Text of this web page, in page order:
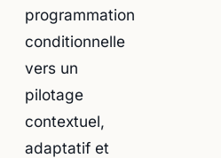
programmation
conditionnelle
vers un
pilotage
contextuel,
adaptatif et